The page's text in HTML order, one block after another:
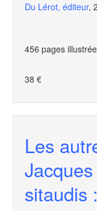
Du Lérot, éditeur,
456 pages
38 €
Les
sitaudis :